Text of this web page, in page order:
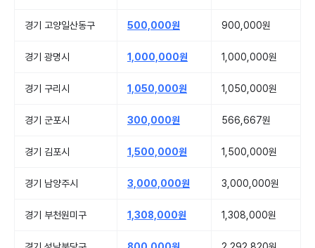
경기 고양일산동구 500,000원 900,000원
경기 광명시 1,000,000원 1,000,000원
경기 구리시 1,050,000원 1,050,000원
경기 군포시 300,000원 566,667원
경기 김포시 1,500,000원 1,500,000원
경기 남양주시 3,000,000원 3,000,000원
경기 부천원미구 1,308,000원 1,308,000원